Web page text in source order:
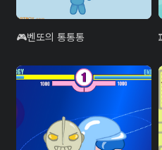
벤또의 통통통